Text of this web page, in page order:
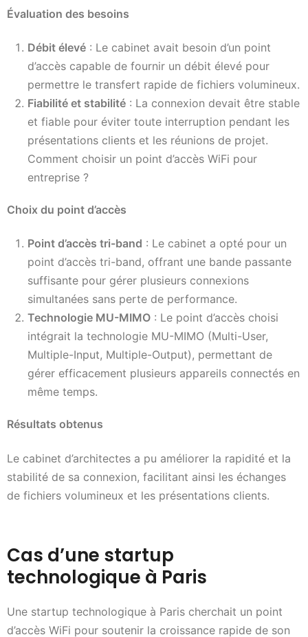
Évaluation des besoins
Débit élevé : Le cabinet avait besoin d’un point
d’accès capable de fournir un débit élevé pour
permettre le transfert rapide de fichiers volumineux.
Fiabilité et stabilité : La connexion devait être stable
et fiable pour éviter toute interruption pendant les
présentations clients et les réunions de projet.
Comment choisir un point d’accès WiFi pour
entreprise ?
Choix du point d’accès
Point d’accès tri-band : Le cabinet a opté pour un
point d’accès tri-band, offrant une bande passante
suffisante pour gérer plusieurs connexions
simultanées sans perte de performance.
Technologie MU-MIMO : Le point d’accès choisi
intégrait la technologie MU-MIMO (Multi-User,
Multiple-Input, Multiple-Output), permettant de
gérer efficacement plusieurs appareils connectés en
même temps.
Résultats obtenus
Le cabinet d’architectes a pu améliorer la rapidité et la
stabilité de sa connexion, facilitant ainsi les échanges
de fichiers volumineux et les présentations clients.
Cas d’une startup
technologique à Paris
Une startup technologique à Paris cherchait un point
d’accès WiFi pour soutenir la croissance rapide de son